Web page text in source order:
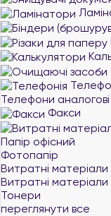
Телефони аналогові
Факси
Папір офісний
Фотопапір
Витратні
Витратні
Тонери
переглянути все